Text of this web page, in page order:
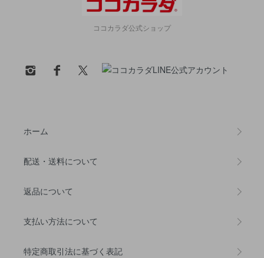
ココカラダ公式ショップ
ホーム
配送・送料について
返品について
支払い方法について
特定商取引法に基づく表記